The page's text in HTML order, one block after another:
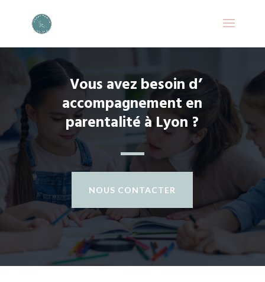
Vous avez besoin d’
accompagnement en
parentalité à Lyon ?
NOUS CONTACTER